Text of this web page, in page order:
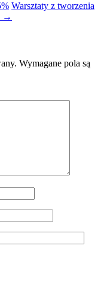
Warsztaty z tworzenia
→
Wymagane pola są